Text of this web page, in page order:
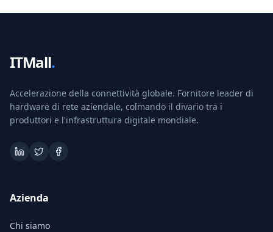
ITMall.
Accelerazione della connettività globale. Fornitore leader di
hardware di rete aziendale, colmando il divario tra i
produttori e l'infrastruttura digitale mondiale.
Azienda
Chi siamo